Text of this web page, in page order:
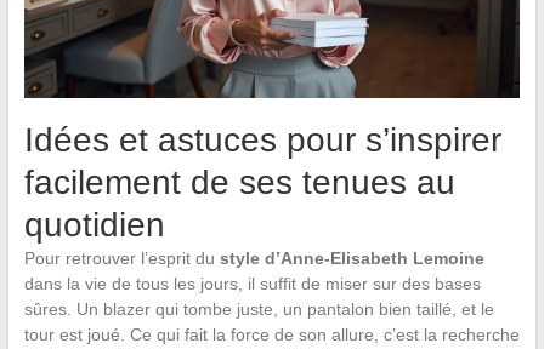
Idées et astuces pour s’inspirer
facilement de ses tenues au
quotidien
Pour retrouver l’esprit du style d’Anne-Elisabeth Lemoine
dans la vie de tous les jours, il suffit de miser sur des bases
sûres. Un blazer qui tombe juste, un pantalon bien taillé, et le
tour est joué. Ce qui fait la force de son allure, c’est la recherche